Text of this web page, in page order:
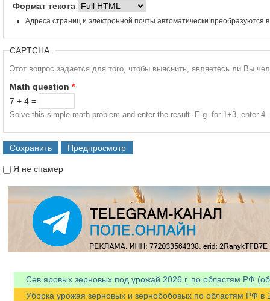
Формат текста
Адреса страниц и электронной почты автоматически преобразуются
CAPTCHA
Этот вопрос задается для того, чтобы выяснить, являетесь ли Вы
Math question *
7 + 4 =
Solve this simple math problem and enter the result. E.g. for 1+3, enter 4.
Я не спамер
Сев яровых зерновых под урожай 2026 г. по областям РФ
Уборка урожая зерновых и зернобобовых по областям РФ в